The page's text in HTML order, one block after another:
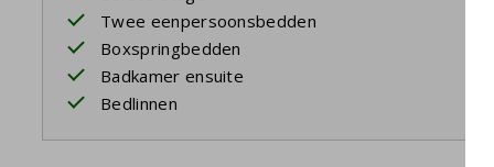
Twee eenpersoonsbedden
Boxspringbedden
Badkamer ensuite
Bedlinnen